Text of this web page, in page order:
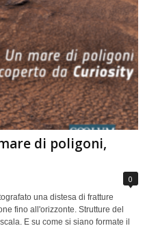
di poligoni,
0
una distesa di fratture
fino all'orizzonte. Strutture del
E su come si siano formate il